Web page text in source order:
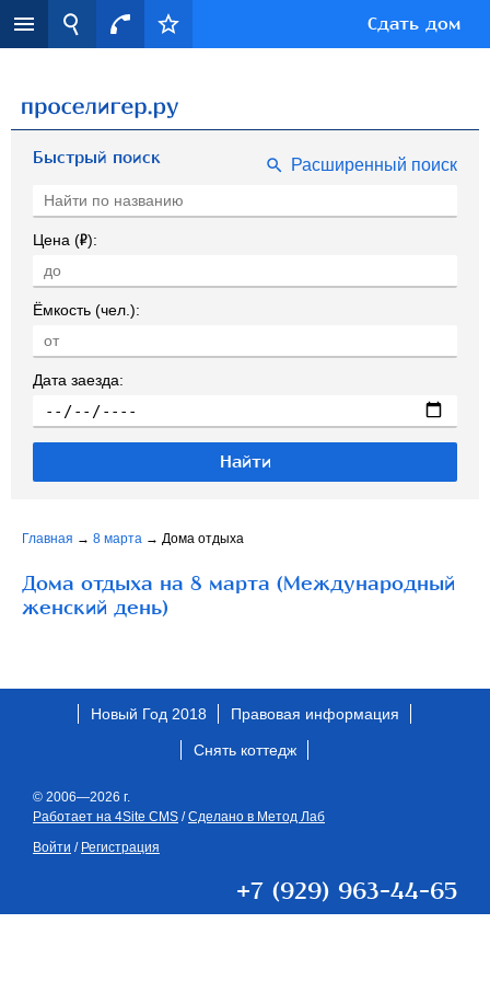
Сдать дом
Расширенный поиск
Быстрый поиск
Цена (Р):
Ёмкость (чел.):
Дата заезда:
Главная → 8 марта → Дома отдыха
Дома отдыха на 8 марта (Международный
женский день)
Новый Год 2018 Правовая информация
Снять коттедж
© 2006—2026 г.
Работает на 4Site CMS /Сделано в Метод Лаб
Войти / Регистрация
+7 (929) 963-44-65